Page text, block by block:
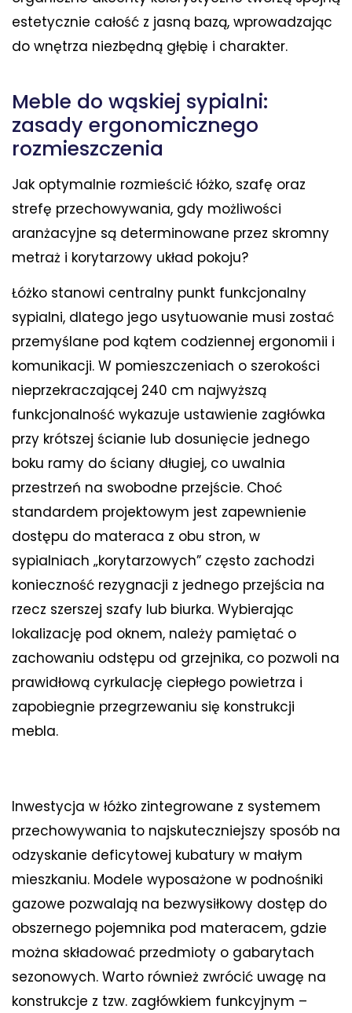
estetycznie całość z jasną bazą, wprowadzając
do wnętrza niezbędną głębię i charakter.
Meble do wąskiej sypialni:
zasady ergonomicznego
rozmieszczenia
Jak optymalnie rozmieścić łóżko, szafę oraz
strefę przechowywania, gdy możliwości
aranżacyjne są determinowane przez skromny
metraż i korytarzowy układ pokoju?
Łóżko stanowi centralny punkt funkcjonalny
sypialni, dlatego jego usytuowanie musi zostać
przemyślane pod kątem codziennej ergonomii i
komunikacji. W pomieszczeniach o szerokości
nieprzekraczającej 240 cm najwyższą
funkcjonalność wykazuje ustawienie zagłówka
przy krótszej ścianie lub dosunięcie jednego
boku ramy do ściany długiej, co uwalnia
przestrzeń na swobodne przejście. Choć
standardem projektowym jest zapewnienie
dostępu do materaca z obu stron, w
sypialniach „korytarzowych” często zachodzi
konieczność rezygnacji z jednego przejścia na
rzecz szerszej szafy lub biurka. Wybierając
lokalizację pod oknem, należy pamiętać o
zachowaniu odstępu od grzejnika, co pozwoli na
prawidłową cyrkulację ciepłego powietrza i
zapobiegnie przegrzewaniu się konstrukcji
mebla.
Inwestycja w łóżko zintegrowane z systemem
przechowywania to najskuteczniejszy sposób na
odzyskanie deficytowej kubatury w małym
mieszkaniu. Modele wyposażone w podnośniki
gazowe pozwalają na bezwysiłkowy dostęp do
obszernego pojemnika pod materacem, gdzie
można składować przedmioty o gabarytach
sezonowych. Warto również zwrócić uwagę na
konstrukcje z tzw. zagłówkiem funkcyjnym –